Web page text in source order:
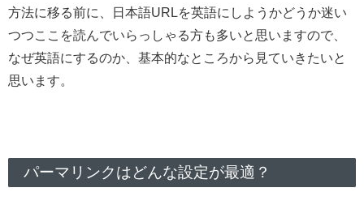
方法に移る前に、日本語URLを英語にしようかどうか迷い
つつここを読んでいらっしゃる方も多いと思いますので、
なぜ英語にするのか、基本的なところから見ていきたいと
思います。
パーマリンクはどんな設定が最適？